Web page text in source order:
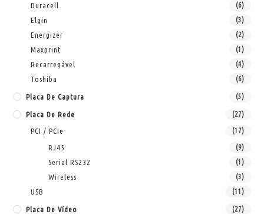
Duracell (6)
Elgin (3)
Energizer (2)
Maxprint (1)
Recarregável (4)
Toshiba (6)
Placa De Captura (5)
Placa De Rede (27)
PCI / PCIe (17)
RJ45 (9)
Serial RS232 (1)
Wireless (3)
USB (11)
Placa De Vídeo (27)